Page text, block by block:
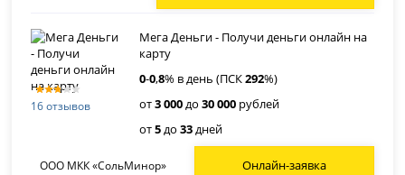
16 отзывов
Мега Деньги - Получи деньги онлайн на
карту
0-0,8% в день (ПСК292%)
от3 000до30 000 рублей
от5до33дней
ООО МКК «СольМинор» Онлайн-заявка